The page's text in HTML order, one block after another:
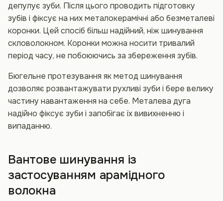
депулує зуби. Після цього проводить підготовку
зубів і фіксує на них металокерамічні або безметалеві
коронки. Цей спосіб більш надійний, ніж шинування
скловолокном. Коронки можна носити тривалий
період часу, не побоюючись за збереження зубів.
Бюгельне протезування як метод шинування
дозволяє розвантажувати рухливі зуби і бере велику
частину навантаження на себе. Металева дуга
надійно фіксує зуби і запобігає їх вивихненню і
випаданню.
Вантове шинування із
застосуванням арамідного
волокна